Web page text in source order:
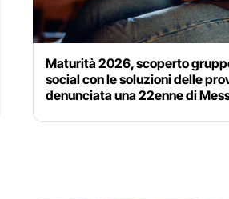
Maturità 2026, scoperto
social con le soluzioni delle
denunciata una 22enne di